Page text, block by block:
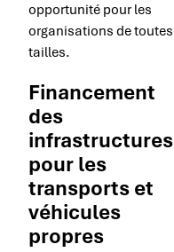
opportunité pour les
organisations de toutes
tailles.
Financement
des
infrastructures
pour les
transports et
véhicules
propres